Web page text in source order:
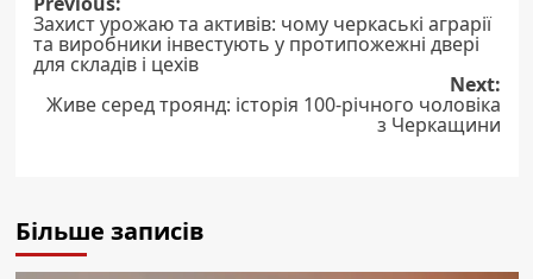
Post
navigation
Захист урожаю та активів: чому черкаські аграрії
та виробники інвестують у протипожежні двері
для складів і цехів
Next:
Живе серед троянд: історія 100-річного чоловіка
з Черкащини
Більше записів